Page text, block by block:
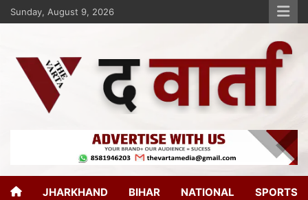
Sunday, August 9, 2026
The Varta
JHARKHAND BIHAR NATIONAL SPORTS